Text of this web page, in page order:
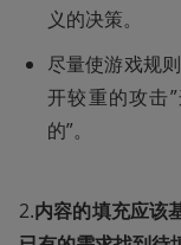
义的决策。
尽量使游戏规
开较重的攻击
的”。
2.内容的填充应该